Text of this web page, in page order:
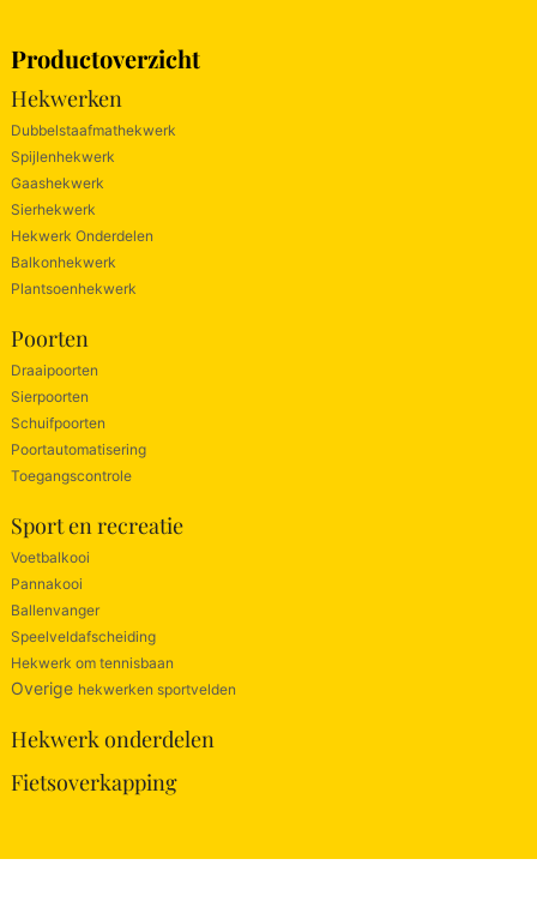
Productoverzicht
Hekwerken
Dubbelstaafmathekwerk
Spijlenhekwerk
Gaashekwerk
Sierhekwerk
Hekwerk Onderdelen
Balkonhekwerk
Plantsoenhekwerk
Poorten
Draaipoorten
Sierpoorten
Schuifpoorten
Poortautomatisering
Toegangscontrole
Sport en recreatie
Voetbalkooi
Pannakooi
Ballenvanger
Speelveldafscheiding
Hekwerk om tennisbaan
Overige hekwerken sportvelden
Hekwerk onderdelen
Fietsoverkapping